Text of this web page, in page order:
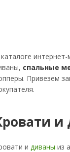
спальные
Привезем
и
и диваны из